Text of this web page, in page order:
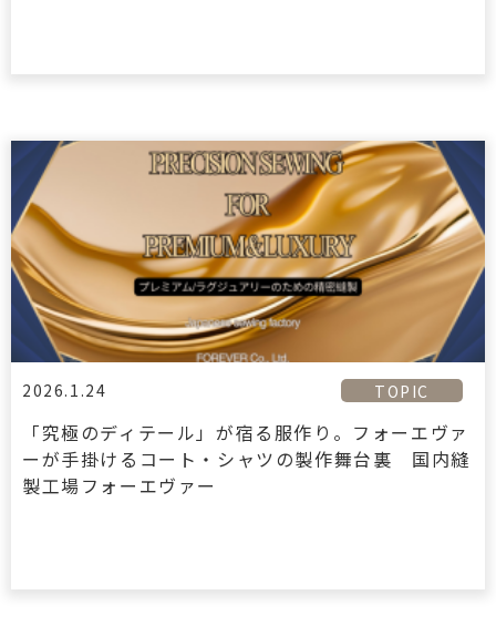
2026.1.24 TOPIC
「究極のディテール」が宿る服作り。フォーエヴァ
ーが手掛けるコート・シャツの製作舞台裏 国内縫
製工場フォーエヴァー